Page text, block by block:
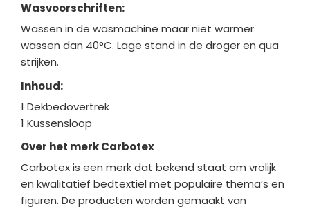
Wasvoorschriften:
Wassen in de wasmachine maar niet warmer
wassen dan 40°C. Lage stand in de droger en qua
strijken.
Inhoud:
1 Dekbedovertrek
1 Kussensloop
Over het merk Carbotex
Carbotex is een merk dat bekend staat om vrolijk
en kwalitatief bedtextiel met populaire thema’s en
figuren. De producten worden gemaakt van